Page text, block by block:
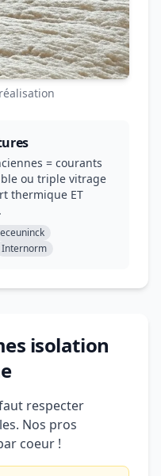
= courants
ou triple vitrage
thermique ET
Internorm
isolation
respecter
Nos pros
coeur !